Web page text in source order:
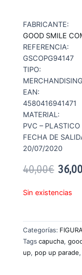
FABRICANTE:
GOOD SMILE
REFERENCIA:
GSCOPG94147
TIPO:
EAN:
4580416941471
MATERIAL:
PVC – PLASTICO
FECHA DE
20/07/2020
40,00€ 36,00
Sin existencias
Categorías:
Tags capucha,
up, pop up parade,